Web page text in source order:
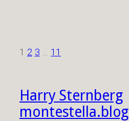
1 2 3 … 11
Harry Sternberg
montestella.blog